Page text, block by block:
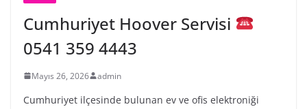
Cumhuriyet Hoover Servisi
0541 359 4443
Mayıs 26, 2026 admin
Cumhuriyet ilçesinde bulunan ev ve ofis elektroniği